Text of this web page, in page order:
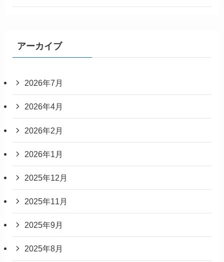
アーカイブ
2026年7月
2026年4月
2026年2月
2026年1月
2025年12月
2025年11月
2025年9月
2025年8月